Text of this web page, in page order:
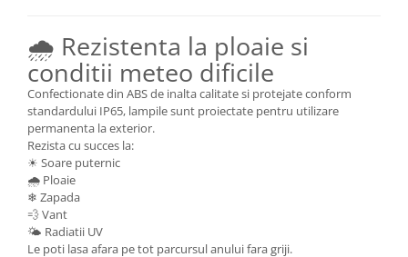
🌧 Rezistenta la ploaie si
conditii meteo dificile
Confectionate din ABS de inalta calitate si protejate conform
standardului IP65, lampile sunt proiectate pentru utilizare
permanenta la exterior.
Rezista cu succes la:
☀ Soare puternic
🌧 Ploaie
❄ Zapada
💨 Vant
🌤 Radiatii UV
Le poti lasa afara pe tot parcursul anului fara griji.